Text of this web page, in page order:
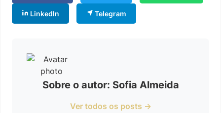
LinkedIn Telegram
Sobre o autor: Sofia Almeida
Ver todos os posts →